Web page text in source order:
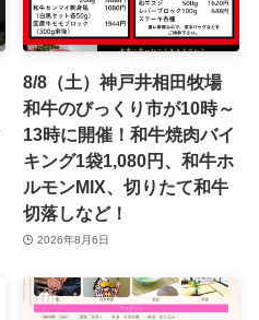
8/8（土）神戸井相田牧場
和牛のびっくり市が10時～
13時に開催！和牛焼肉バイ
キング1袋1,080円、和牛ホ
ルモンMIX、切りたて和牛
切落しなど！
2026年8月6日